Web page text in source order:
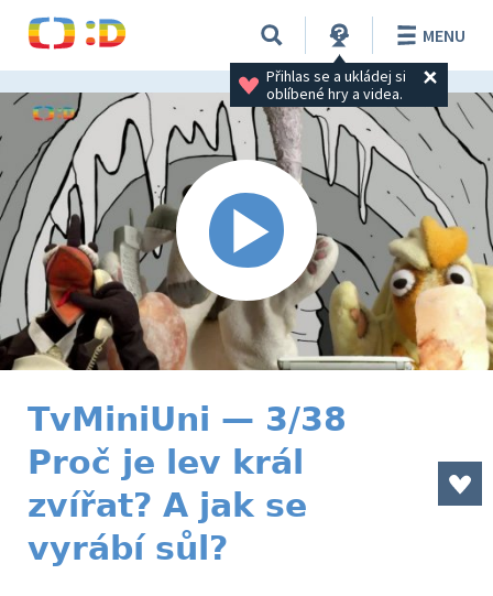
Přihlas se a ukládej si
oblíbené hry a videa.
MENU
TvMiniUni — 3/38
Proč je lev král
zvířat? A jak se
vyrábí sůl?